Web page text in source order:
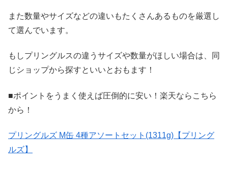
また数量やサイズなどの違いもたくさんあるものを厳選し
て選んでいます。
もしプリングルスの違うサイズや数量がほしい場合は、同
じショップから探すといいとおもます！
■ポイントをうまく使えば圧倒的に安い！楽天ならこちら
から！
プリングルズ M缶 4種アソートセット(1311g)【プリング
ルズ】